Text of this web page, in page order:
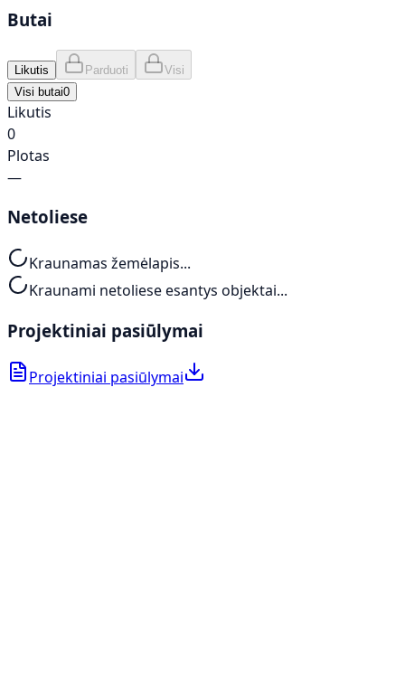
Butai
Likutis Parduoti
Visi
Visi butai0
Likutis
0
Plotas
—
Netoliese
Kraunamas žemėlapis...
Kraunami netoliese esantys objektai...
Projektiniai pasiūlymai
Projektiniai pasiūlymai